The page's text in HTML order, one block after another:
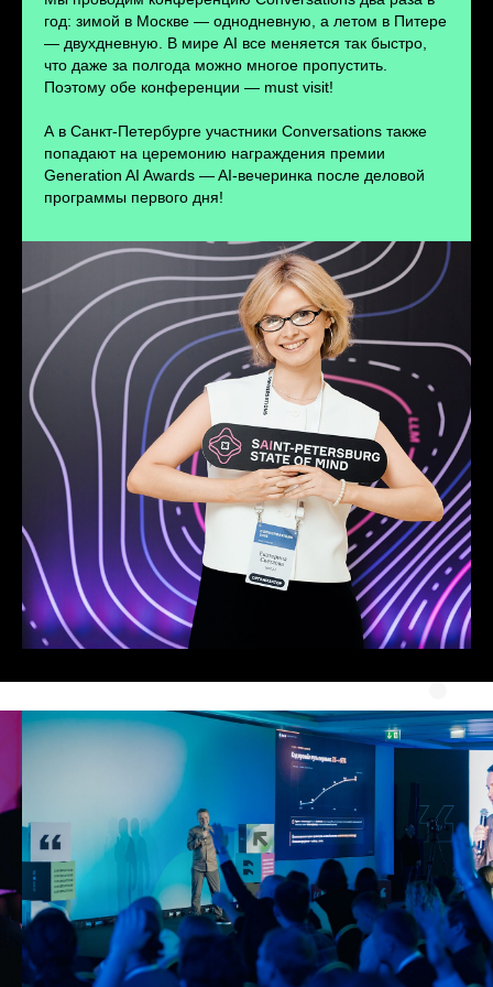
год: зимой в Москве — однодневную, а летом в Питере
— двухдневную. В мире AI все меняется так быстро,
что даже за полгода можно многое пропустить.
Поэтому обе конференции — must visit!
А в Санкт-Петербурге участники Conversations также
попадают на церемонию награждения премии
Generation AI Awards — AI-вечеринка после деловой
программы первого дня!
ПЕРЕЙТИ